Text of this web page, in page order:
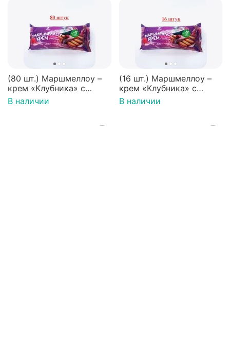
(80 шт.) Маршмеллоу –
крем «Клубника» с
палочками (ТМ
«Зефирный Лео»)
В наличии
(16 шт.) Маршмеллоу –
крем «Клубника» с
палочками (ТМ
«Зефирный Лео»)
В наличии